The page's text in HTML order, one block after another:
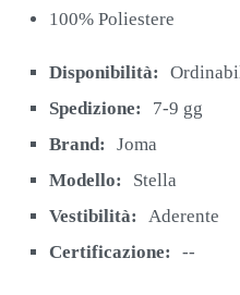
100% Poliestere
Disponibilità:
Spedizione:
7-9 gg
Brand:
Joma
Modello:
Stella
Vestibilità:
Aderente
Certificazione:
--